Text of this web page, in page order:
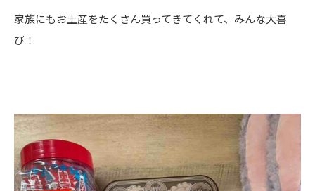
家族にもお土産をたくさん買ってきてくれて、みんな大喜
び！